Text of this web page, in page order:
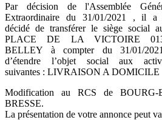
Par décision de l'Assemblée
Extraordinaire du 31/01/2021 , il a
décidé de transférer le siège social
PLACE DE LA VICTOIRE
BELLEY à compter du 31/01/
d’étendre l’objet social aux
suivantes : LIVRAISON A DOMICILE
Modification au RCS de BOURG-
BRESSE.
La présentation de votre annonce peut